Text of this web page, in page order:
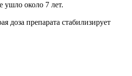
ушло около 7 лет.
доза препарата стабилизирует